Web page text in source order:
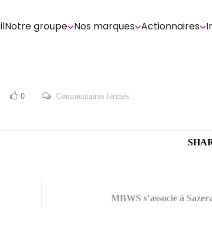
Notre groupe Nos marques Actionnaires
0 Commentaires ferméssur
MBWS s’associe à